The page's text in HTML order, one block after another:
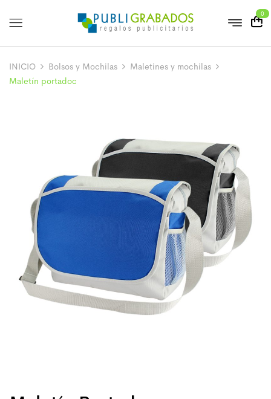
0
INICIO Bolsos y Mochilas
Maletines y mochilas
Maletín portadoc